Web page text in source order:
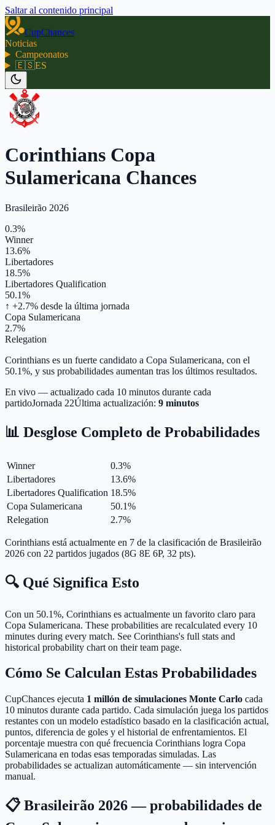
Saltar al contenido principal
CupChances
Noticias
Campeonatos
🇪🇸ES
Corinthians Copa
Sulamericana Chances
Brasileirão 2026
0.3%
Winner
13.6%
Libertadores
18.5%
Libertadores Qualification
50.1%
↑ +2.7% desde la última jornada
Copa Sulamericana
2.7%
Relegation
Corinthians es un fuerte candidato a Copa Sulamericana, con el
50.1%, y sus probabilidades aumentan tras los últimos resultados.
En vivo — actualizado cada 10 minutos durante cada
partidoJornada 22Última actualización: 9 minutos
📊 Desglose Completo de Probabilidades
Winner 0.3%
Libertadores
13.6%
Libertadores Qualification 18.5%
Copa Sulamericana
50.1%
Relegation
2.7%
Corinthians está actualmente en 7 de la clasificación de Brasileirão
2026 con 22 partidos jugados (8G 8E 6P, 32 pts).
🔍 Qué Significa Esto
Con un 50.1%, Corinthians es actualmente un favorito claro para
Copa Sulamericana. These probabilities are recalculated every 10
minutes during every match. See Corinthians's full stats and
historical probability chart on their team page.
Cómo Se Calculan Estas Probabilidades
CupChances ejecuta 1 millón de simulaciones Monte Carlo cada
10 minutos durante cada partido. Cada simulación juega los partidos
restantes con un modelo estadístico basado en la clasificación actual,
puntos, diferencia de goles y el historial de enfrentamientos. El
porcentaje muestra con qué frecuencia Corinthians logra Copa
Sulamericana en todas esas temporadas simuladas. Las
probabilidades se actualizan automáticamente — sin intervención
manual.
📋 Brasileirão 2026 — probabilidades de